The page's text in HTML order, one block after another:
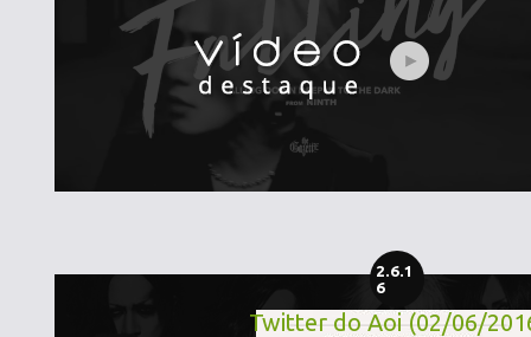
2.6.1
6
Twitter do Aoi (02/06/